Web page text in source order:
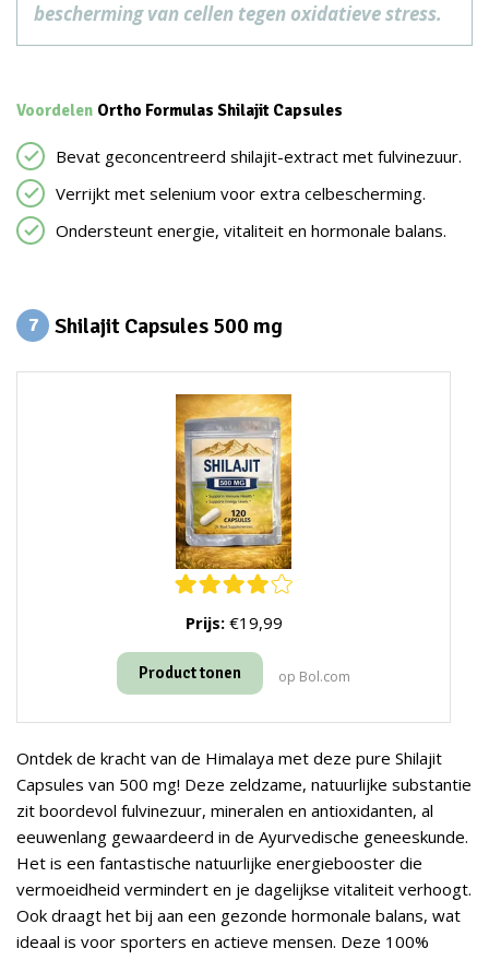
bescherming van cellen tegen oxidatieve stress.
Voordelen Ortho Formulas Shilajit Capsules
Bevat geconcentreerd shilajit-extract met fulvinezuur.
Verrijkt met selenium voor extra celbescherming.
Ondersteunt energie, vitaliteit en hormonale balans.
7 Shilajit Capsules 500 mg
Prijs:€19,99
Product tonen op Bol.com
Ontdek de kracht van de Himalaya met deze pure Shilajit
Capsules van 500 mg! Deze zeldzame, natuurlijke substantie
zit boordevol fulvinezuur, mineralen en antioxidanten, al
eeuwenlang gewaardeerd in de Ayurvedische geneeskunde.
Het is een fantastische natuurlijke energiebooster die
vermoeidheid vermindert en je dagelijkse vitaliteit verhoogt.
Ook draagt het bij aan een gezonde hormonale balans, wat
ideaal is voor sporters en actieve mensen. Deze 100%